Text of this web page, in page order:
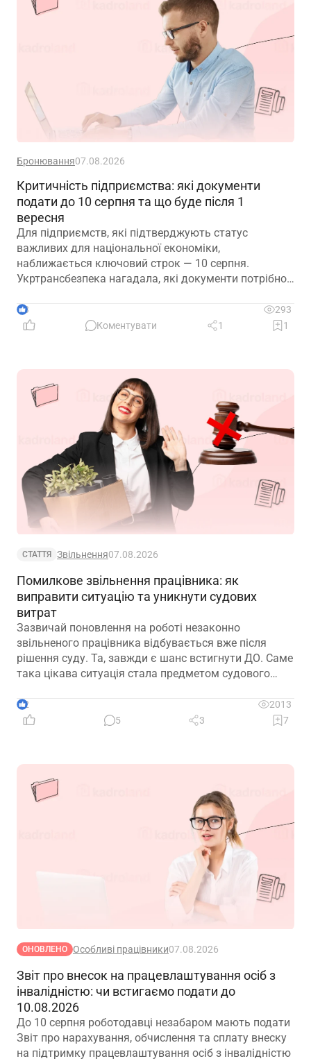
Бронювання07.08.2026
Критичність підприємства: які документи
подати до 10 серпня та що буде після 1
вересня
Для підприємств, які підтверджують статус
важливих для національної економіки,
наближається ключовий строк — 10 серпня.
Укртрансбезпека нагадала, які документи потрібно
що очікує на компанії, які не встигнуть підтвердити
свій статус
3
293
Коментувати
1 1
СТАТТЯ Звільнення07.08.2026
Помилкове звільнення працівника: як
виправити ситуацію та уникнути судових
витрат
Зазвичай поновлення на роботі незаконно
звільненого працівника відбувається вже після
рішення суду. Та, завжди є шанс встигнути ДО. Саме
така цікава ситуація стала предметом судового
скасував помилково виданий наказ про звільнення.
Розберемо її докладно
2
2013
5
3 7
ОНОВЛЕНО Особливі працівники07.08.2026
Звіт про внесок на працевлаштування осіб з
інвалідністю: чи встигаємо подати до
10.08.2026
До 10 серпня роботодавці незабаром мають подати
Звіт про нарахування, обчислення та сплату внеску
на підтримку працевлаштування осіб з інвалідністю